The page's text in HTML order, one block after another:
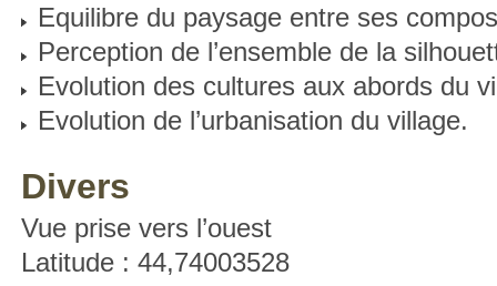
Equilibre du paysage entre ses
Perception de l’ensemble de la
Evolution des cultures aux abords du
Evolution de l’urbanisation du village.
Divers
Vue prise vers l’ouest
Latitude : 44,74003528